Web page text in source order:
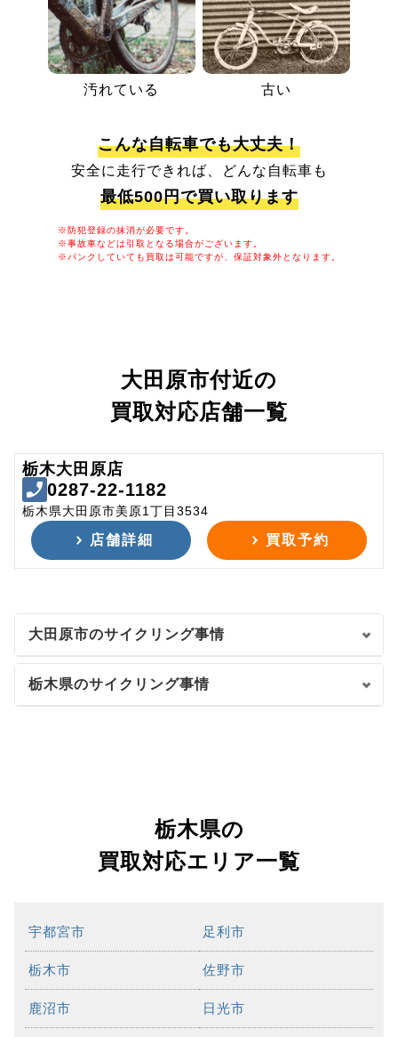
汚れている 古い
こんな自転車でも大丈夫！
安全に走行できれば、どんな自転車も
最低500円で買い取ります
※防犯登録の抹消が必要です。
※事故車などは引取となる場合がございます。
※パンクしていても買取は可能ですが、保証対象外となります。
大田原市付近の
買取対応店舗一覧
栃木大田原店
0287-22-1182
栃木県大田原市美原1丁目3534
店舗詳細 買取予約
大田原市のサイクリング事情
栃木県のサイクリング事情
栃木県の
買取対応エリア一覧
宇都宮市 足利市
栃木市 佐野市
鹿沼市 日光市